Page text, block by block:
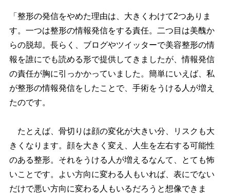
「整形の発信をやめた理由は、大きくわけて2つありま
す。一つは整形の情報発信をする責任。二つ目は美醜か
らの脱却。長らく、ブログやツイッターで美容整形の情
報を誰にでも読める形で提供してきましたが、情報発信
の責任が胸に引っかかっていました。簡単にいえば、私
が整形の情報発信をしたことで、手術をうける人が増え
たのです。
たとえば、骨切りは顔の変化が大きい分、リスクも大
きくなります。顔を大きく変え、人生を左右する可能性
のある整形。それをうける人が増えるなんて、とても怖
いことです。よい方向に変わる人もいれば、表にでない
だけで悪い方向に変わる人もいるだろうと想像できま